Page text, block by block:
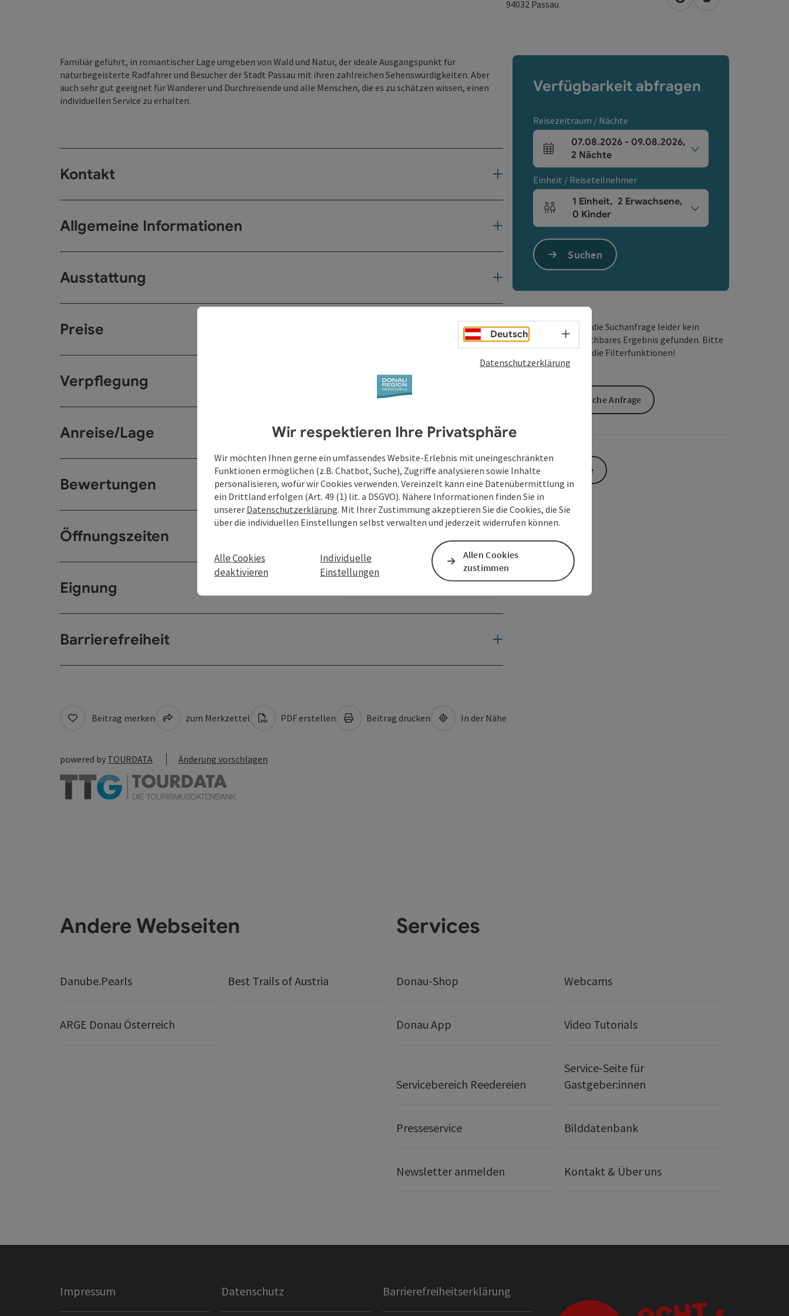
94032 Passau in Google Maps öffnen
in Apple Maps
Familiär geführt, in romantischer Lage umgeben von Wald und Natur, der ideale Ausgangspunkt für
naturbegeisterte Radfahrer und Besucher der Stadt Passau mit ihren zahlreichen Sehenswürdigkeiten. Aber
auch sehr gut geeignet für Wanderer und Durchreisende und alle Menschen, die es zu schätzen wissen, einen
individuellen Service zu erhalten.
Kontakt
Allgemeine Informationen
Ausstattung
Preise
Verpflegung
Anreise/Lage
Bewertungen
Öffnungszeiten
Eignung
Barrierefreiheit
Verfügbarkeit abfragen
Reisezeitraum / Nächte
An- und Abreisefelder
07.08.2026- 09.08.2026,
2 Nächte
Einheit / Reiseteilnehmer
Einheitenanzahl und Personenfelder
1 Einheit, 2 Erwachsene,
0 Kinder
Suchen
Wir haben für die Suchanfrage leider kein
passendes buchbares Ergebnis gefunden. Bitte
verändern Sie die Filterfunktionen!
Unverbindliche Anfrage
Zur Website
Beitrag merken zum Merkzettel PDF erstellen Beitrag drucken In der Nähe
powered by TOURDATA Änderung vorschlagen
Andere Webseiten
Danube.Pearls Best Trails of Austria
ARGE Donau Österreich
Services
Donau-Shop Webcams
Donau App Video Tutorials
Servicebereich Reedereien
Service-Seite für
Gastgeber:innen
Presseservice Bilddatenbank
Newsletter anmelden Kontakt & Über uns
Impressum Datenschutz Barrierefreiheitserklärung
Deutsch Sprachwahl - Menü öffnen
Datenschutzerklärung
Wir respektieren Ihre Privatsphäre
Wir möchten Ihnen gerne ein umfassendes Website-Erlebnis mit uneingeschränkten
Funktionen ermöglichen (z.B. Chatbot, Suche), Zugriffe analysieren sowie Inhalte
personalisieren, wofür wir Cookies verwenden. Vereinzelt kann eine Datenübermittlung in
ein Drittland erfolgen (Art. 49 (1) lit. a DSGVO). Nähere Informationen finden Sie in
unserer Datenschutzerklärung. Mit Ihrer Zustimmung akzeptieren Sie die Cookies, die Sie
über die individuellen Einstellungen selbst verwalten und jederzeit widerrufen können.
Alle Cookies
deaktivieren
Individuelle
Einstellungen
Allen Cookies
zustimmen